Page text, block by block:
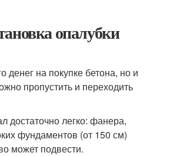
опалубки
на покупке бетона, но и
пропустить и переходить
легко: фанера,
фундаментов (от 150 см)
может подвести.